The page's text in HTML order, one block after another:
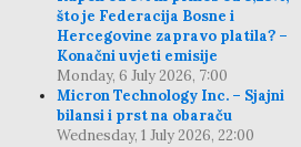
što je Federacija Bosne i
Hercegovine zapravo platila? –
Konačni uvjeti emisije
Monday, 6 July 2026, 7:00
Micron Technology Inc. – Sjajni
bilansi i prst na obaraču
Wednesday, 1 July 2026, 22:00